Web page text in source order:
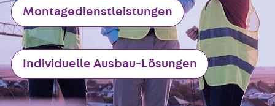
Montagedienstleistungen
Individuelle Ausbau-Lösungen